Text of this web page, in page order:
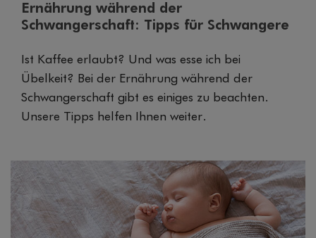
Ernährung während der
Schwangerschaft: Tipps für Schwangere
Ist Kaffee erlaubt? Und was esse ich bei
Übelkeit? Bei der Ernährung während der
Schwangerschaft gibt es einiges zu beachten.
Unsere Tipps helfen Ihnen weiter.